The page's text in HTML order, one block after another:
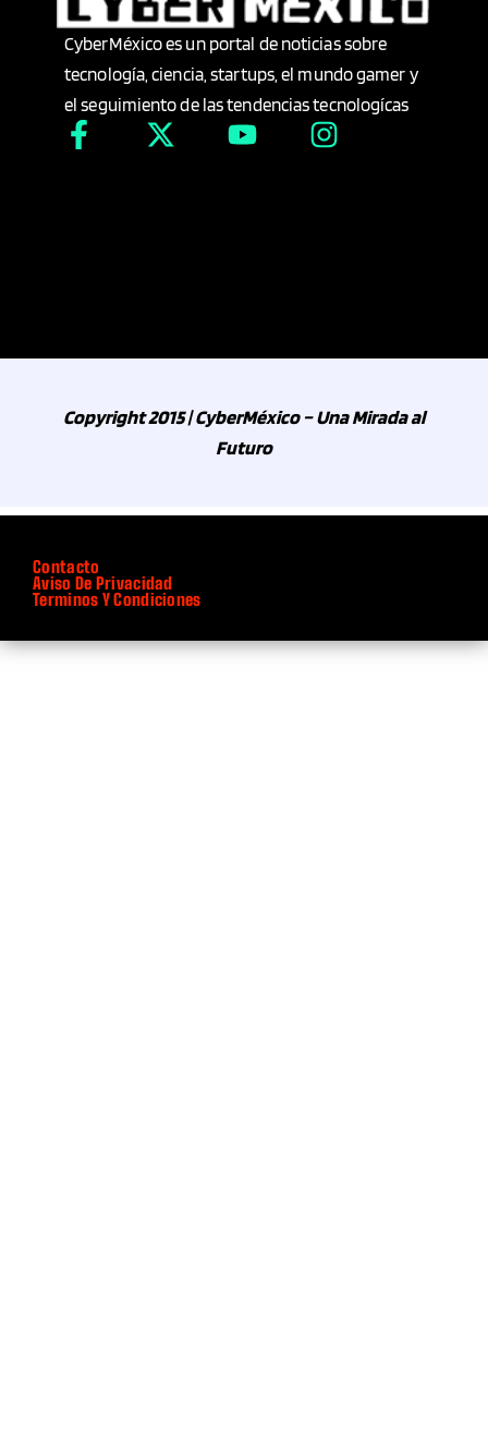
CyberMéxico es un portal de noticias sobre
tecnología, ciencia, startups, el mundo gamer y
el seguimiento de las tendencias tecnologícas
Copyright 2015 | CyberMéxico – Una Mirada al
Futuro
Contacto
Aviso De Privacidad
Terminos Y Condiciones